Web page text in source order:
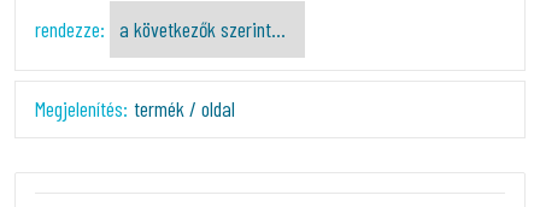
rendezze:
Megjelenítés: termék / oldal